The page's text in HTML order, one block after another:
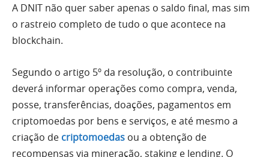
A DNIT não quer saber apenas o saldo final, mas sim
o rastreio completo de tudo o que acontece na
blockchain.
Segundo o artigo 5º da resolução, o contribuinte
deverá informar operações como compra, venda,
posse, transferências, doações, pagamentos em
criptomoedas por bens e serviços, e até mesmo a
criação de criptomoedas ou a obtenção de
recompensas via mineração, staking e lending. O